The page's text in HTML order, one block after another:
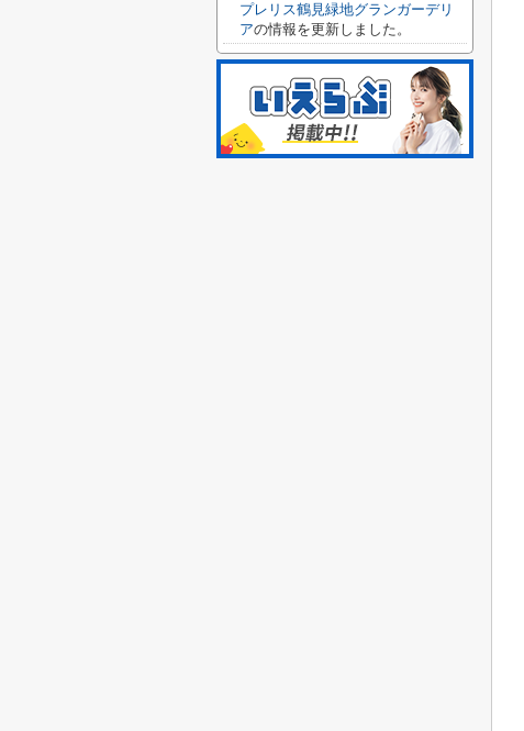
プレリス鶴見緑地グランガーデリ
アの情報を更新しました。